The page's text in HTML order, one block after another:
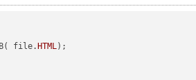
file. HTML);